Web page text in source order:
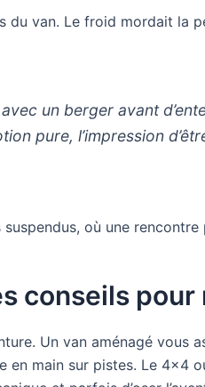
van. Le froid mordait la
un berger avant
pure, l’impression
où une rencontre
conseils
Un van aménagé
main sur pistes. Le 4×4